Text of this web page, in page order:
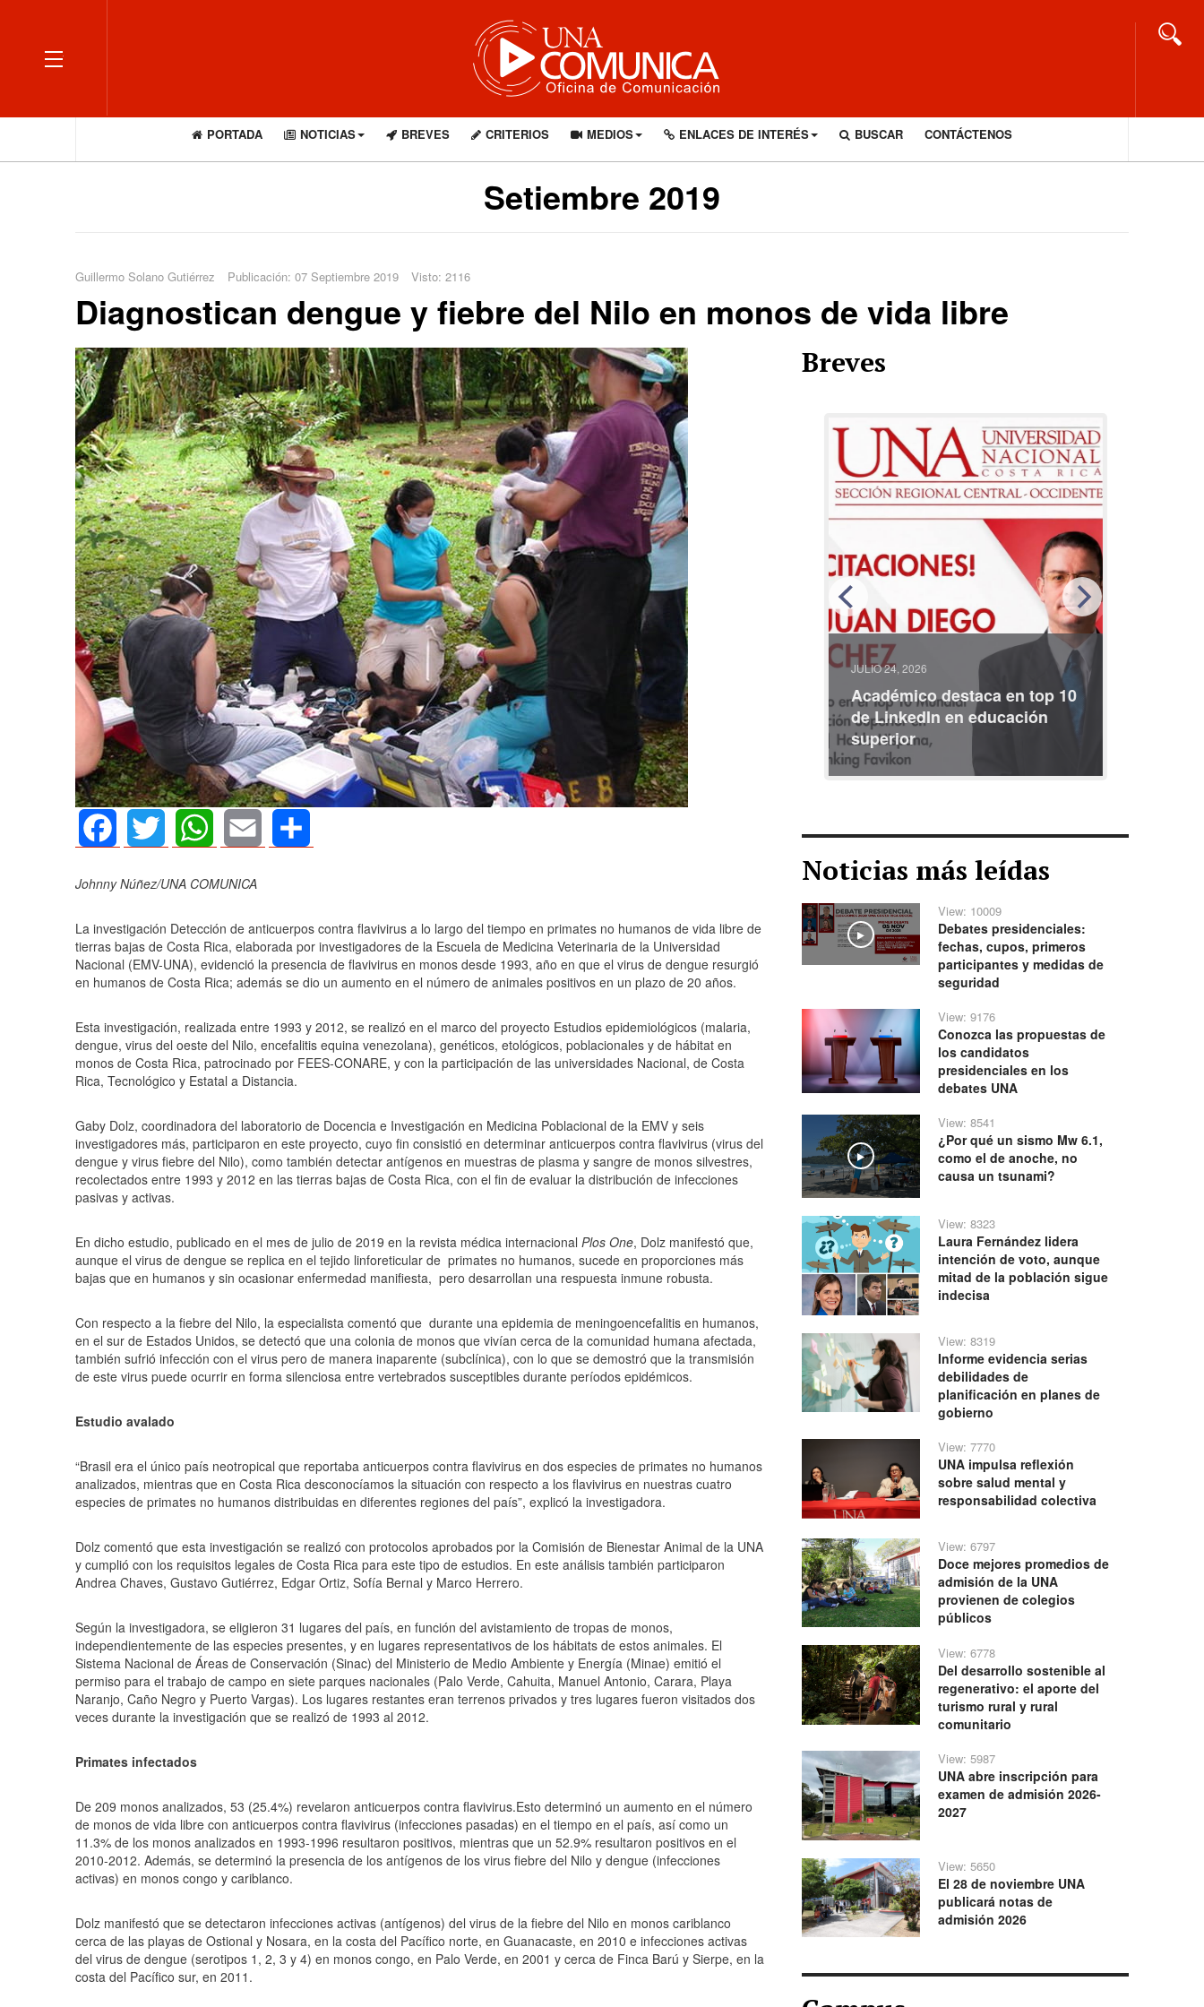
OFF CANVAS
PORTADA NOTICIAS BREVES CRITERIOS MEDIOS ENLACES DE INTERÉS BUSCAR CONTÁCTENOS
Setiembre 2019
Guillermo Solano Gutiérrez Publicación: 07 Septiembre 2019 Visto: 2116
Diagnostican dengue y fiebre del Nilo en monos de vida libre
Johnny Núñez/UNA COMUNICA
La investigación Detección de anticuerpos contra flavivirus a lo largo del tiempo en primates no humanos de vida libre de
tierras bajas de Costa Rica, elaborada por investigadores de la Escuela de Medicina Veterinaria de la Universidad
Nacional (EMV-UNA), evidenció la presencia de flavivirus en monos desde 1993, año en que el virus de dengue resurgió
en humanos de Costa Rica; además se dio un aumento en el número de animales positivos en un plazo de 20 años.
Esta investigación, realizada entre 1993 y 2012, se realizó en el marco del proyecto Estudios epidemiológicos (malaria,
dengue, virus del oeste del Nilo, encefalitis equina venezolana), genéticos, etológicos, poblacionales y de hábitat en
monos de Costa Rica, patrocinado por FEES-CONARE, y con la participación de las universidades Nacional, de Costa
Rica, Tecnológico y Estatal a Distancia.
Gaby Dolz, coordinadora del laboratorio de Docencia e Investigación en Medicina Poblacional de la EMV y seis
investigadores más, participaron en este proyecto, cuyo fin consistió en determinar anticuerpos contra flavivirus (virus del
dengue y virus fiebre del Nilo), como también detectar antígenos en muestras de plasma y sangre de monos silvestres,
recolectados entre 1993 y 2012 en las tierras bajas de Costa Rica, con el fin de evaluar la distribución de infecciones
pasivas y activas.
En dicho estudio, publicado en el mes de julio de 2019 en la revista médica internacional Plos One, Dolz manifestó que,
aunque el virus de dengue se replica en el tejido linforeticular de primates no humanos, sucede en proporciones más
bajas que en humanos y sin ocasionar enfermedad manifiesta, pero desarrollan una respuesta inmune robusta.
Con respecto a la fiebre del Nilo, la especialista comentó que durante una epidemia de meningoencefalitis en humanos,
en el sur de Estados Unidos, se detectó que una colonia de monos que vivían cerca de la comunidad humana afectada,
también sufrió infección con el virus pero de manera inaparente (subclínica), con lo que se demostró que la transmisión
de este virus puede ocurrir en forma silenciosa entre vertebrados susceptibles durante períodos epidémicos.
Estudio avalado
“Brasil era el único país neotropical que reportaba anticuerpos contra flavivirus en dos especies de primates no humanos
analizados, mientras que en Costa Rica desconocíamos la situación con respecto a los flavivirus en nuestras cuatro
especies de primates no humanos distribuidas en diferentes regiones del país”, explicó la investigadora.
Dolz comentó que esta investigación se realizó con protocolos aprobados por la Comisión de Bienestar Animal de la UNA
y cumplió con los requisitos legales de Costa Rica para este tipo de estudios. En este análisis también participaron
Andrea Chaves, Gustavo Gutiérrez, Edgar Ortiz, Sofía Bernal y Marco Herrero.
Según la investigadora, se eligieron 31 lugares del país, en función del avistamiento de tropas de monos,
independientemente de las especies presentes, y en lugares representativos de los hábitats de estos animales. El
Sistema Nacional de Áreas de Conservación (Sinac) del Ministerio de Medio Ambiente y Energía (Minae) emitió el
permiso para el trabajo de campo en siete parques nacionales (Palo Verde, Cahuita, Manuel Antonio, Carara, Playa
Naranjo, Caño Negro y Puerto Vargas). Los lugares restantes eran terrenos privados y tres lugares fueron visitados dos
veces durante la investigación que se realizó de 1993 al 2012.
Primates infectados
De 209 monos analizados, 53 (25.4%) revelaron anticuerpos contra flavivirus.Esto determinó un aumento en el número
de monos de vida libre con anticuerpos contra flavivirus (infecciones pasadas) en el tiempo en el país, así como un
11.3% de los monos analizados en 1993-1996 resultaron positivos, mientras que un 52.9% resultaron positivos en el
2010-2012. Además, se determinó la presencia de los antígenos de los virus fiebre del Nilo y dengue (infecciones
activas) en monos congo y cariblanco.
Dolz manifestó que se detectaron infecciones activas (antígenos) del virus de la fiebre del Nilo en monos cariblanco
cerca de las playas de Ostional y Nosara, en la costa del Pacífico norte, en Guanacaste, en 2010 e infecciones activas
del virus de dengue (serotipos 1, 2, 3 y 4) en monos congo, en Palo Verde, en 2001 y cerca de Finca Barú y Sierpe, en la
costa del Pacífico sur, en 2011.
Breves
AGOSTO 05, 2026
Consejo Universitario llama a
defender la democracia
Rechazo al reparto desigual
de ganancias es mayor
cuando hubo esfuerzo
JULIO 24, 2026
Académico destaca en top 10
de LinkedIn en educación
superior
Noticias más leídas
Play
View: 10009
Debates presidenciales:
fechas, cupos, primeros
participantes y medidas de
seguridad
View: 9176
Conozca las propuestas de
los candidatos
presidenciales en los
debates UNA
Play
View: 8541
¿Por qué un sismo Mw 6.1,
como el de anoche, no
causa un tsunami?
View: 8323
Laura Fernández lidera
intención de voto, aunque
mitad de la población sigue
indecisa
View: 8319
Informe evidencia serias
debilidades de
planificación en planes de
gobierno
View: 7770
UNA impulsa reflexión
sobre salud mental y
responsabilidad colectiva
View: 6797
Doce mejores promedios de
admisión de la UNA
provienen de colegios
públicos
View: 6778
Del desarrollo sostenible al
regenerativo: el aporte del
turismo rural y rural
comunitario
View: 5987
UNA abre inscripción para
examen de admisión 2026-
2027
View: 5650
El 28 de noviembre UNA
publicará notas de
admisión 2026